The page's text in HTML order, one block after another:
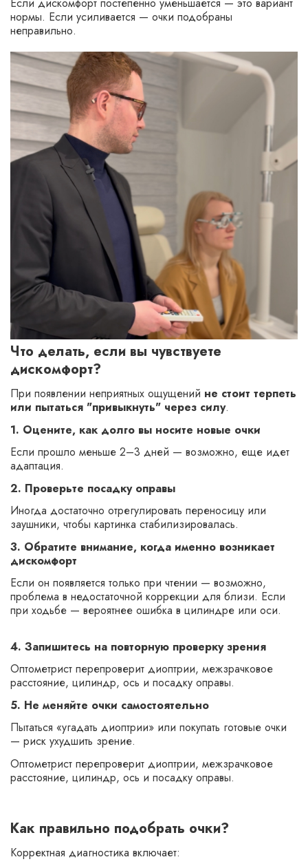
нормы. Если усиливается — очки подобраны
неправильно.
Что делать, если вы чувствуете
дискомфорт?
При появлении неприятных ощущений не стоит терпеть
или пытаться "привыкнуть" через силу.
1. Оцените, как долго вы носите новые очки
Если прошло меньше 2–3 дней — возможно, еще идет
адаптация.
2. Проверьте посадку оправы
Иногда достаточно отрегулировать переносицу или
заушники, чтобы картинка стабилизировалась.
3. Обратите внимание, когда именно возникает
дискомфорт
Если он появляется только при чтении — возможно,
проблема в недостаточной коррекции для близи. Если
при ходьбе — вероятнее ошибка в цилиндре или оси.
4. Запишитесь на повторную проверку зрения
Оптометрист перепроверит диоптрии, межзрачковое
расстояние, цилиндр, ось и посадку оправы.
5. Не меняйте очки самостоятельно
Пытаться «угадать диоптрии» или покупать готовые очки
— риск ухудшить зрение.
Оптометрист перепроверит диоптрии, межзрачковое
расстояние, цилиндр, ось и посадку оправы.
Как правильно подобрать очки?
Корректная диагностика включает: